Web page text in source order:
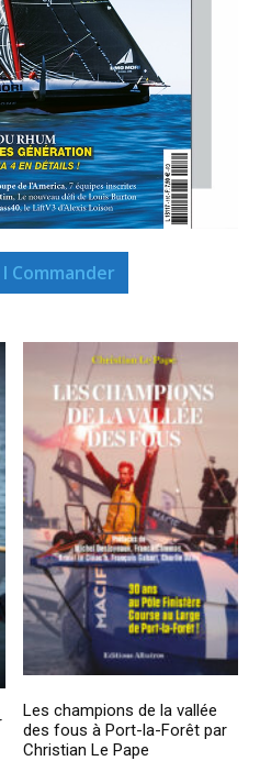
Commander
Les champions de la vallée
des fous à Port-la-Forêt par
Christian Le Pape